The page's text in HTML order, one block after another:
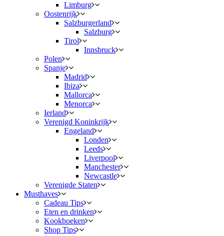
Limburg
Oostenrijk
Salzburgerland
Salzburg
Tirol
Innsbruck
Polen
Spanje
Madrid
Ibiza
Mallorca
Menorca
Ierland
Verenigd Koninkrijk
Engeland
Londen
Leeds
Liverpool
Manchester
Newcastle
Verenigde Staten
Musthaves
Cadeau Tips
Eten en drinken
Kookboeken
Shop Tips